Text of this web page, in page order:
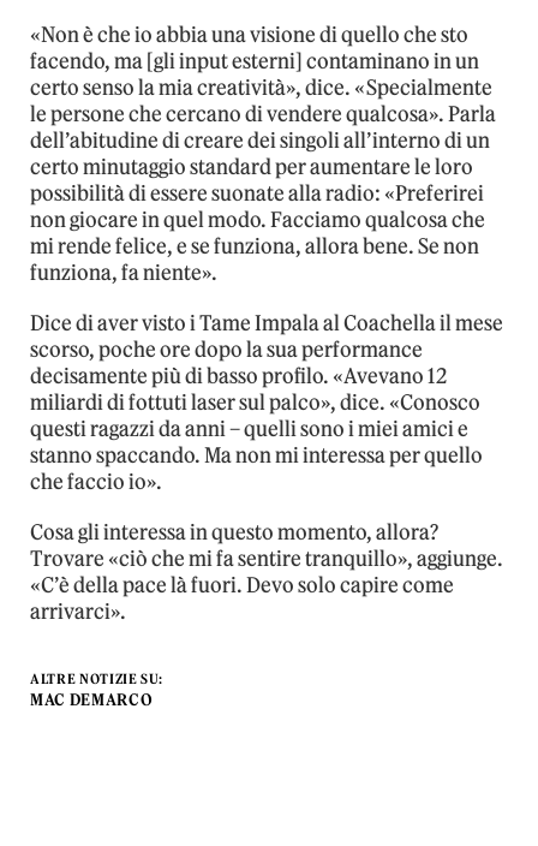
«Non è che io abbia una visione di quello che sto
facendo, ma [gli input esterni] contaminano in un
certo senso la mia creatività», dice. «Specialmente
le persone che cercano di vendere qualcosa». Parla
dell’abitudine di creare dei singoli all’interno di un
certo minutaggio standard per aumentare le loro
possibilità di essere suonate alla radio: «Preferirei
non giocare in quel modo. Facciamo qualcosa che
mi rende felice, e se funziona, allora bene. Se non
funziona, fa niente».
Dice di aver visto i Tame Impala al Coachella il mese
scorso, poche ore dopo la sua performance
decisamente più di basso profilo. «Avevano 12
miliardi di fottuti laser sul palco», dice. «Conosco
questi ragazzi da anni – quelli sono i miei amici e
stanno spaccando. Ma non mi interessa per quello
che faccio io».
Cosa gli interessa in questo momento, allora?
Trovare «ciò che mi fa sentire tranquillo», aggiunge.
«C’è della pace là fuori. Devo solo capire come
arrivarci».
ALTRE NOTIZIE SU:
MAC DEMARCO